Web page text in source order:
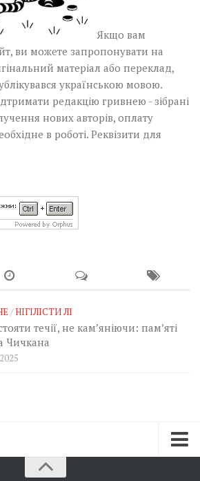
Якщо вам
ви можете запропонувати на
матеріал або переклад,
українською мовою.
редакцію гривнею - зібрані
нових авторів, оплату
в роботі. Реквізити для
/НІГІЛІСТИ ЛІ
течії, не кам’яніючи: пам’яті
Чичкана